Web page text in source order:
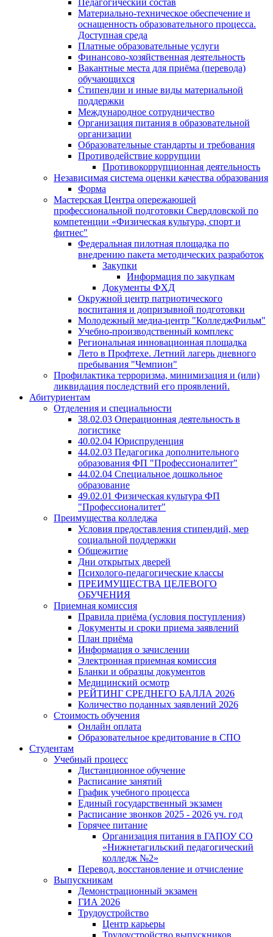
Педагогический состав
Материально-техническое обеспечение и
оснащенность образовательного процесса.
Доступная среда
Платные образовательные услуги
Финансово-хозяйственная деятельность
Вакантные места для приёма (перевода)
обучающихся
Стипендии и иные виды материальной
поддержки
Международное сотрудничество
Организация питания в образовательной
организации
Образовательные стандарты и требования
Противодействие коррупции
Противокоррупционная деятельность
Независимая система оценки качества образования
Форма
Мастерская Центра опережающей
профессиональной подготовки Свердловской по
компетенции «Физическая культура, спорт и
фитнес"
Федеральная пилотная площадка по
внедрению пакета методических разработок
Закупки
Информация по закупкам
Документы ФХД
Окружной центр патриотического
воспитания и допризывной подготовки
Молодежный медиа-центр "КолледжФильм"
Учебно-производственный комплекс
Региональная инновационная площадка
Лето в Профтехе. Летний лагерь дневного
пребывания "Чемпион"
Профилактика терроризма, минимизация и (или)
ликвидация последствий его проявлений.
Абитуриентам
Отделения и специальности
38.02.03 Операционная деятельность в
логистике
40.02.04 Юриспруденция
44.02.03 Педагогика дополнительного
образования ФП "Профессионалитет"
44.02.04 Специальное дошкольное
образование
49.02.01 Физическая культура ФП
"Профессионалитет"
Преимущества колледжа
Условия предоставления стипендий, мер
социальной поддержки
Общежитие
Дни открытых дверей
Психолого-педагогические классы
ПРЕИМУЩЕСТВА ЦЕЛЕВОГО
ОБУЧЕНИЯ
Приемная комиссия
Правила приёма (условия поступления)
Документы и сроки приема заявлений
План приёма
Информация о зачислении
Электронная приемная комиссия
Бланки и образцы документов
Медицинский осмотр
РЕЙТИНГ СРЕДНЕГО БАЛЛА 2026
Количество поданных заявлений 2026
Стоимость обучения
Онлайн оплата
Образовательное кредитование в СПО
Студентам
Учебный процесс
Дистанционное обучение
Расписание занятий
График учебного процесса
Единый государственный экзамен
Расписание звонков 2025 - 2026 уч. год
Горячее питание
Организация питания в ГАПОУ СО
«Нижнетагильский педагогический
колледж №2»
Перевод, восстановление и отчисление
Выпускникам
Демонстрационный экзамен
ГИА 2026
Трудоустройство
Центр карьеры
Трудоустройство выпускников